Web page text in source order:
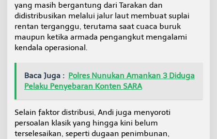
g
k
a
p
T
a
a
n
n
n
yang masih bergantung dari Tarakan dan
didistribusikan melalui jalur laut membuat suplai
rentan terganggu, terutama saat cuaca buruk
maupun ketika armada pengangkut mengalami
kendala operasional.
Baca Juga : Polres Nunukan Amankan 3 Diduga
Pelaku Penyebaran Konten SARA
Selain faktor distribusi, Andi juga menyoroti
persoalan klasik yang hingga kini belum
terselesaikan, seperti dugaan penimbunan,